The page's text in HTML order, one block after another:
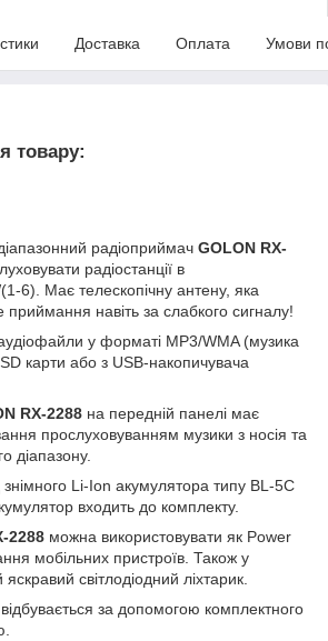
Доставка Оплата Умови
товару:
радіоприймач GOLON RX-
радіостанції в
6). Має телескопічну антену, яка
приймання навіть за слабкого сигналу!
у форматі MP3/WMA (музика
карти або з USB-накопичувача
RX-2288 на передній панелі має
прослуховуванням музики з носія та
діапазону.
Li-Ion акумулятора типу BL-5С
входить до комплекту.
2288 можна використовувати як Power
мобільних пристроїв. Також у
світлодіодний ліхтарик.
за допомогою комплектного